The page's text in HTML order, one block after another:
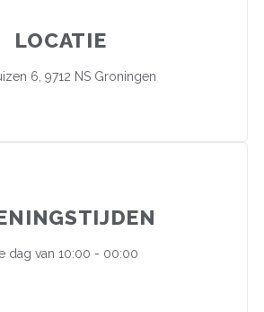
LOCATIE
6, 9712 NS Groningen
dag van 10:00 - 00:00